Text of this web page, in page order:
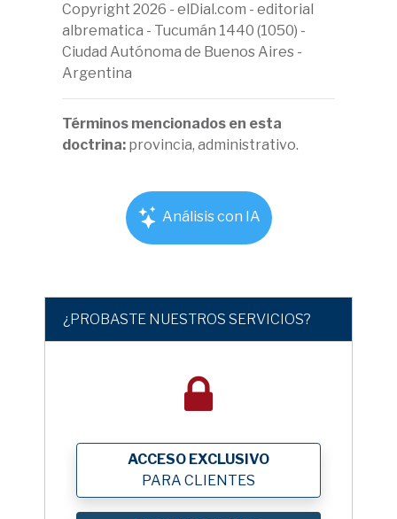
Copyright 2026 - elDial.com - editorial
albrematica - Tucumán 1440 (1050) -
Ciudad Autónoma de Buenos Aires -
Argentina
Términos mencionados en esta
doctrina: provincia, administrativo.
Análisis con IA
¿PROBASTE NUESTROS SERVICIOS?
ACCESO EXCLUSIVO
PARA CLIENTES